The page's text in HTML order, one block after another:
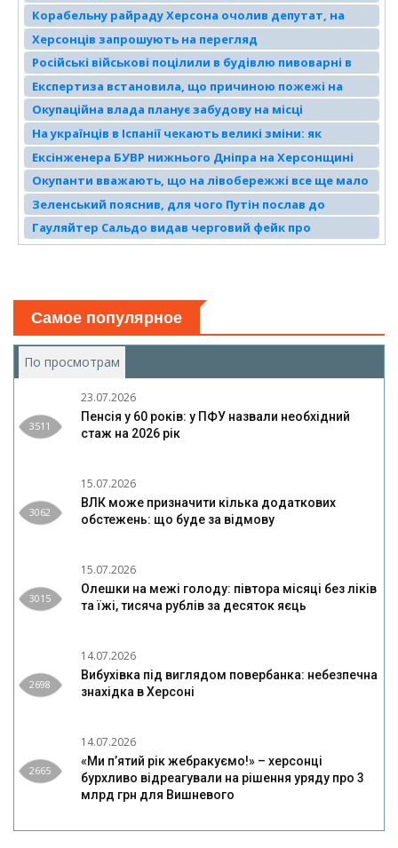
розповсюджують з Сімферополя
Корабельну райраду Херсона очолив депутат, на
якого склали протокол за спробу незаконного
перетину кордону
Херсонців запрошують на перегляд
документального фільму про Поліну Райко
Російські військові поцілили в будівлю пивоварні в
Херсоні
Експертиза встановила, що причиною пожежі на
ринку в тимчасово окупованому Генічеська став
умисний підпал
Окупаційна влада планує забудову на місці
колишнього заводу «Чумак» в Скадовську
На українців в Іспанії чекають великі зміни: як
зміниться легалізація з 20 травня
Ексінженера БУВР нижнього Дніпра на Херсонщині
засудили за роботу на окупантів на шість років
тюрми
Окупанти вважають, що на лівобережжі все ще мало
«патріотизму»
Зеленський пояснив, для чого Путін послав до
Туреччини делегацію з Мединським
Гауляйтер Сальдо видав черговий фейк про
просування російських окупантів на Херсонському
Самое популярное
По просмотрам
3511
23.07.2026
Пенсія у 60 років: у ПФУ назвали необхідний
стаж на 2026 рік
3062
15.07.2026
ВЛК може призначити кілька додаткових
обстежень: що буде за відмову
3015
15.07.2026
Олешки на межі голоду: півтора місяці без ліків
та їжі, тисяча рублів за десяток яєць
2698
14.07.2026
Вибухівка під виглядом повербанка: небезпечна
знахідка в Херсоні
2665
14.07.2026
«Ми п’ятий рік жебракуємо!» – херсонці
бурхливо відреагували на рішення уряду про 3
млрд грн для Вишневого